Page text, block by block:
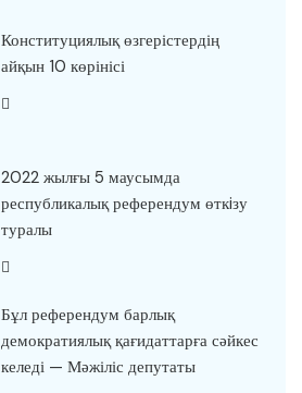
Конституциялық өзгерістердің
айқын 10 көрінісі
2022 жылғы 5 маусымда
республикалық референдум өткiзу
туралы
Бұл референдум барлық
демократиялық қағидаттарға сәйкес
келеді — Мәжіліс депутаты